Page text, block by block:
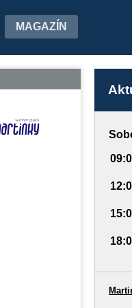
MAGAZÍN